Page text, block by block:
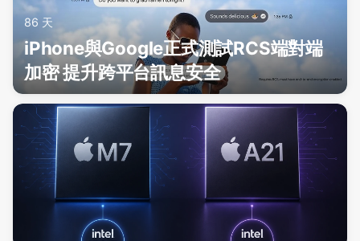
86 天
iPhone與Google正式測試RCS端對端
加密 提升跨平台訊息安全